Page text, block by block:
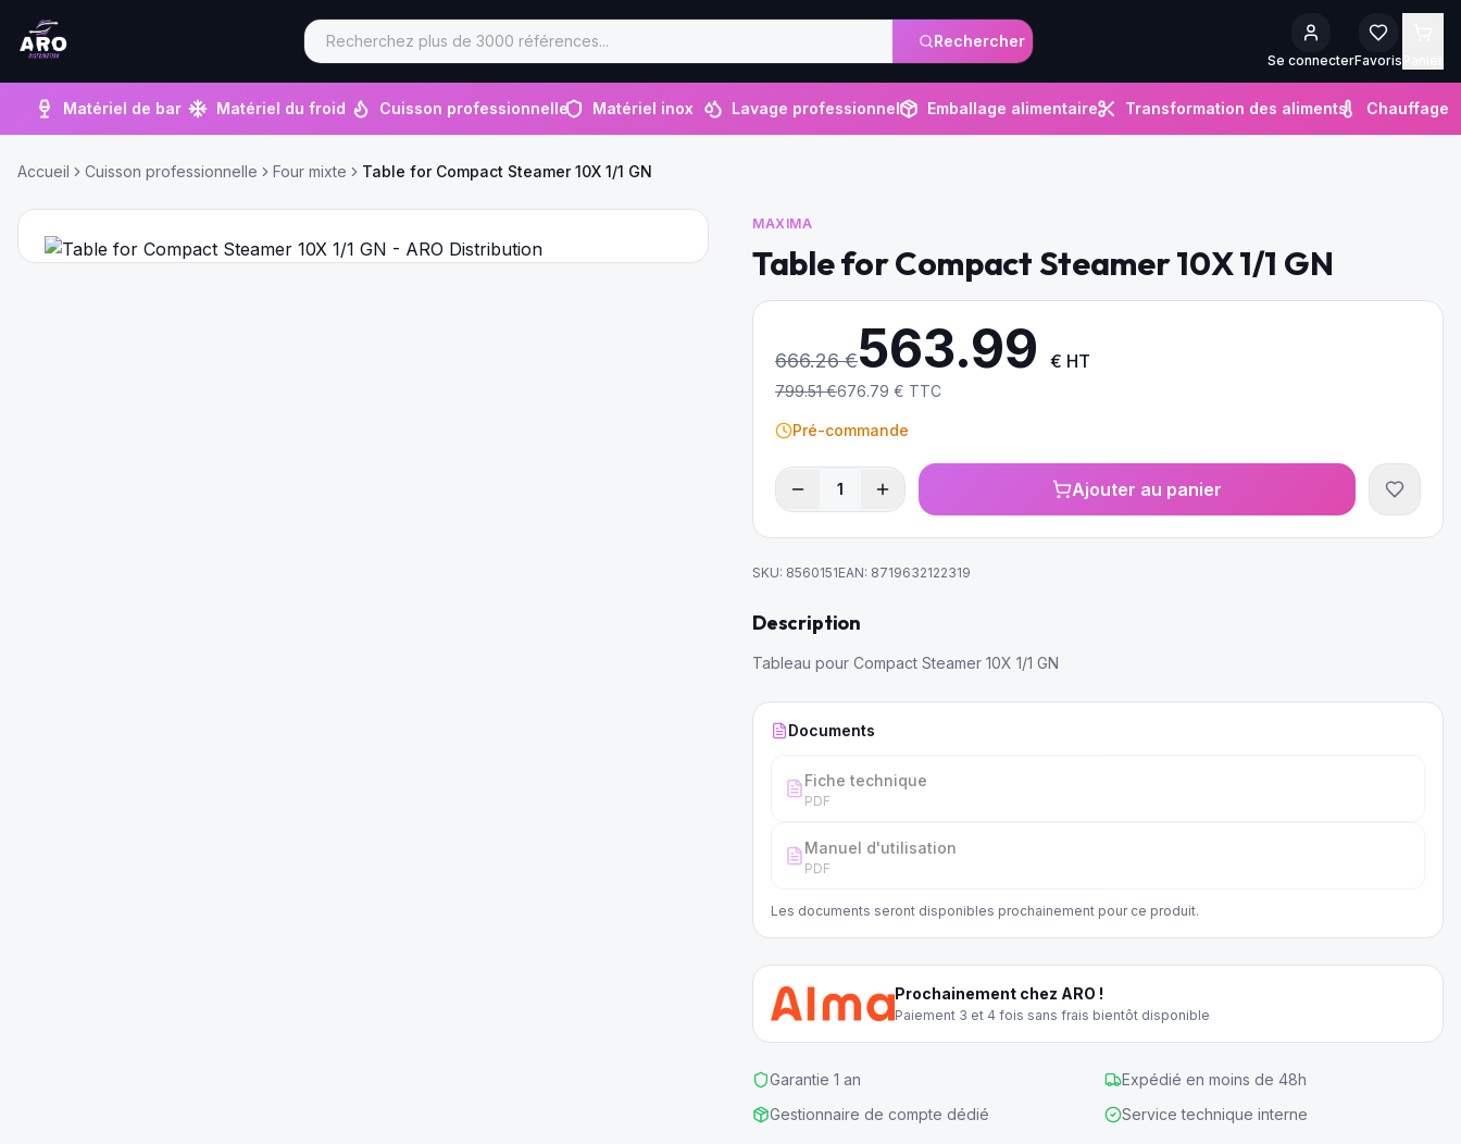
Rechercher
Se connecterFavoris
Matériel de bar Matériel du froid Cuisson professionnelle Matériel inox Lavage professionnel Emballage alimentaire Transformation des aliments Chauffage
Accueil Cuisson professionnelle Four mixte Table for Compact Steamer 10X 1/1 GN
MAXIMA
Table for Compact Steamer 10X 1/1 GN
666.26€563.99 € HT
799.51€676.79 € TTC
Pré-commande
1 Ajouter au panier
SKU: 8560151EAN: 8719632122319
Description
Tableau pour Compact Steamer 10X 1/1 GN
Documents
Fiche technique
PDF
Manuel d'utilisation
PDF
Les documents seront disponibles prochainement pour ce produit.
Prochainement chez ARO !
Paiement 3 et 4 fois sans frais bientôt disponible
Garantie 1 an
Expédié en moins de 48h
Gestionnaire de compte dédié
Service technique interne